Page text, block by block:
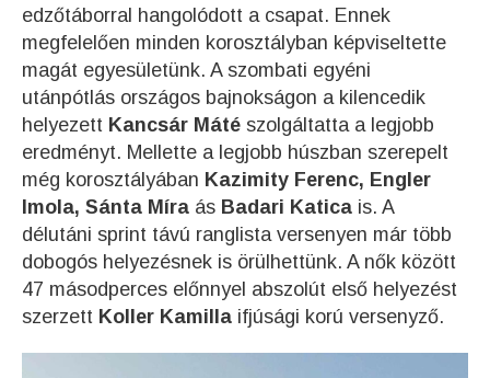
edzőtáborral hangolódott a csapat. Ennek
megfelelően minden korosztályban képviseltette
magát egyesületünk. A szombati egyéni
utánpótlás országos bajnokságon a kilencedik
helyezett Kancsár Máté szolgáltatta a legjobb
eredményt. Mellette a legjobb húszban szerepelt
még korosztályában Kazimity Ferenc, Engler
Imola, Sánta Míra ás Badari Katica is. A
délutáni sprint távú ranglista versenyen már több
dobogós helyezésnek is örülhettünk. A nők között
47 másodperces előnnyel abszolút első helyezést
szerzett Koller Kamilla ifjúsági korú versenyző.